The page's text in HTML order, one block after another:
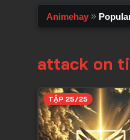
Animehay »
attack on
TẬP 25/25